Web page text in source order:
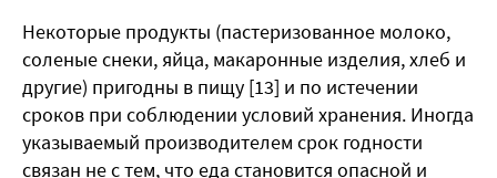
Некоторые продукты (пастеризованное молоко,
соленые снеки, яйца, макаронные изделия, хлеб и
другие) пригодны в пищу [13] и по истечении
сроков при соблюдении условий хранения. Иногда
указываемый производителем срок годности
связан не с тем, что еда становится опасной и